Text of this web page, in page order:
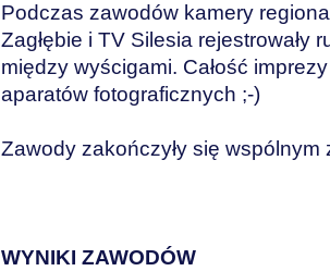
Podczas zawodów kamery
Zagłębie i TV Silesia rejestrowały
między wyścigami. Całość
aparatów fotograficznych ;-)
Zawody zakończyły się
WYNIKI ZAWODÓW